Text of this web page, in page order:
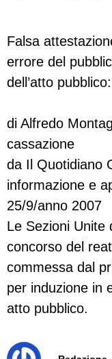
Falsa
errore del
dell’atto
di Alfredo
cassazione
da Il Quotidiano
informazione e
25/9/anno 2007
Le Sezioni Unite
concorso del
commessa dal
per induzione in
atto pubblico.